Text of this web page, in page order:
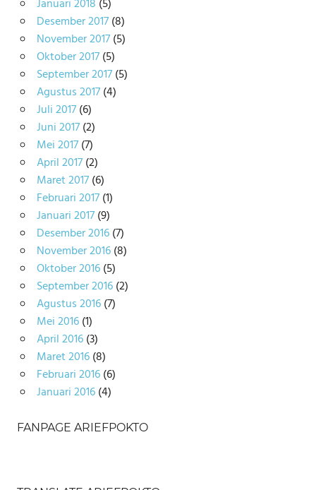
Januari 2018 (5)
Desember 2017(8)
November 2017(5)
Oktober 2017(5)
September 2017(5)
Agustus 2017(4)
Juli 2017(6)
Juni 2017(2)
Mei 2017(7)
April 2017(2)
Maret 2017(6)
Februari 2017(1)
Januari 2017(9)
Desember 2016(7)
November 2016(8)
Oktober 2016(5)
September 2016(2)
Agustus 2016(7)
Mei 2016(1)
April 2016(3)
Maret 2016(8)
Februari 2016(6)
Januari 2016(4)
FANPAGE ARIEFPOKTO